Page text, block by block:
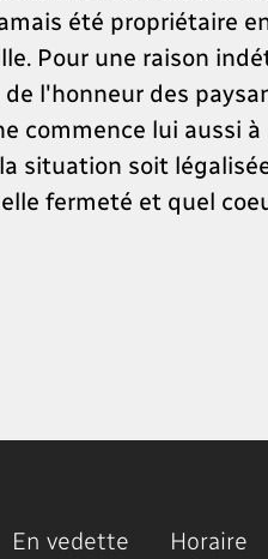
été propriétaire
Pour une raison
l'honneur des
commence lui aussi
situation soit
fermeté et quel
En vedette Horaire